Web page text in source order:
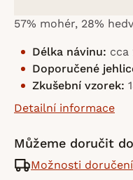
Můžeme doručit
Možnosti doručení
57% mohér, 28%
Délka návinu: cca
Doporučené
Zkušební vzorek:
Detailní informace